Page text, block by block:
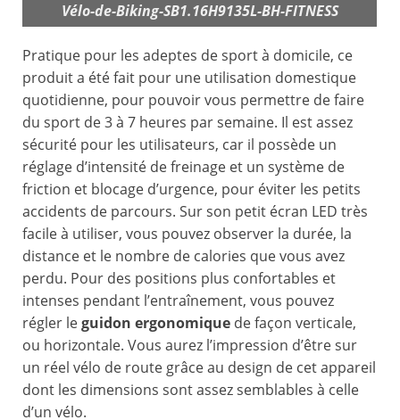
Vélo-de-Biking-SB1.16H9135L-BH-FITNESS
Pratique pour les adeptes de sport à domicile, ce
produit a été fait pour une utilisation domestique
quotidienne, pour pouvoir vous permettre de faire
du sport de 3 à 7 heures par semaine. Il est assez
sécurité pour les utilisateurs, car il possède un
réglage d’intensité de freinage et un système de
friction et blocage d’urgence, pour éviter les petits
accidents de parcours. Sur son petit écran LED très
facile à utiliser, vous pouvez observer la durée, la
distance et le nombre de calories que vous avez
perdu. Pour des positions plus confortables et
intenses pendant l’entraînement, vous pouvez
régler leguidon ergonomique de façon verticale,
ou horizontale. Vous aurez l’impression d’être sur
un réel vélo de route grâce au design de cet appareil
dont les dimensions sont assez semblables à celle
d’un vélo.